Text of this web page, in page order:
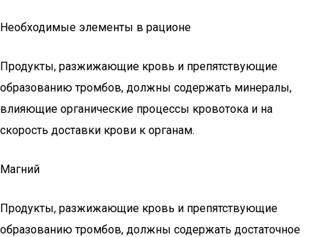
Необходимые элементы в рационе
Продукты, разжижающие кровь и препятствующие
образованию тромбов, должны содержать минералы,
влияющие органические процессы кровотока и на
скорость доставки крови к органам.
Магний
Продукты, разжижающие кровь и препятствующие
образованию тромбов, должны содержать достаточное